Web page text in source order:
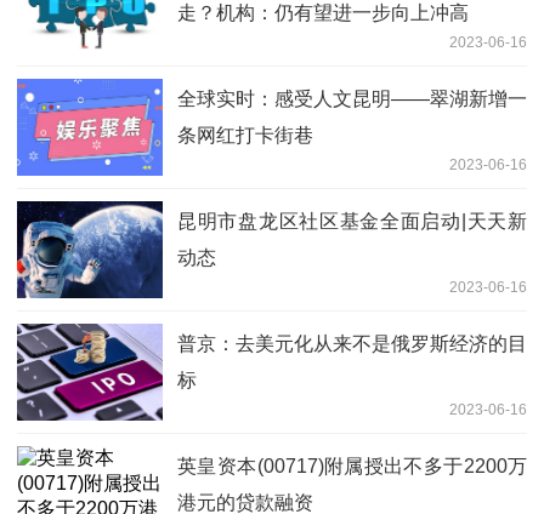
走？机构：仍有望进一步向上冲高
2023-06-16
全球实时：感受人文昆明——翠湖新增一
条网红打卡街巷
2023-06-16
昆明市盘龙区社区基金全面启动|天天新
动态
2023-06-16
普京：去美元化从来不是俄罗斯经济的目
标
2023-06-16
英皇资本(00717)附属授出不多于2200万
港元的贷款融资